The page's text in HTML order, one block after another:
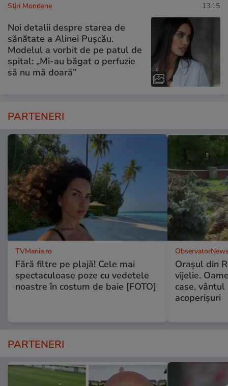
Stiri Mondene 13:15
Noi detalii despre starea de
sănătate a Alinei Pușcău.
Modelul a vorbit de pe patul de
spital: „Mi-au băgat o perfuzie
să nu mă doară”
PARTENERI
TVMania.ro
Fără filtre pe plajă! Cele mai
spectaculoase poze cu vedetele
noastre în costum de baie [FOTO]
Oraşul din
vijelie.
case,
acoperişuri
PARTENERI